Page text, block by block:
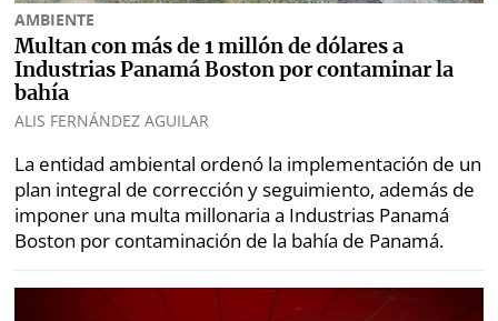
AMBIENTE
Multan con más de 1 millón de dólares a
Industrias Panamá Boston por contaminar la
bahía
ALIS FERNÁNDEZ AGUILAR
La entidad ambiental ordenó la implementación de un
plan integral de corrección y seguimiento, además de
imponer una multa millonaria a Industrias Panamá
Boston por contaminación de la bahía de Panamá.